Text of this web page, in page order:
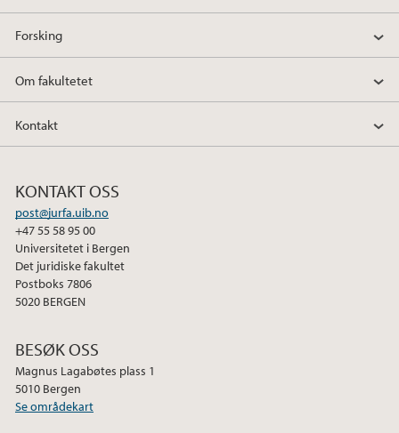
Forsking
Om fakultetet
Kontakt
KONTAKT OSS
post@jurfa.uib.no
+47 55 58 95 00
Universitetet i Bergen
Det juridiske fakultet
Postboks 7806
5020 BERGEN
BESØK OSS
Magnus Lagabøtes plass 1
5010 Bergen
Se områdekart